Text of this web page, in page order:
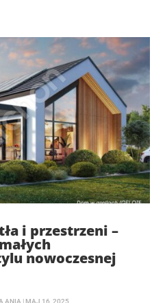
i przestrzeni –
nowoczesnej
ANIA | MAJ 16, 2025